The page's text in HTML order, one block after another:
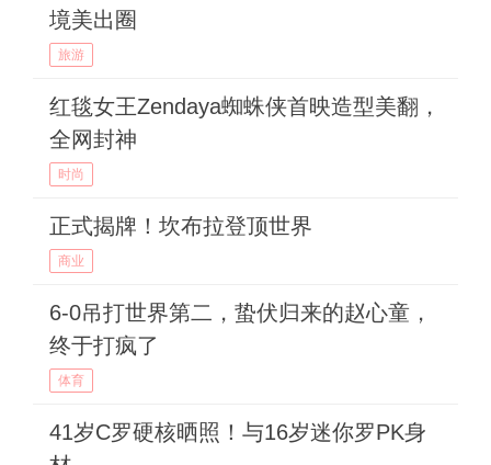
境美出圈
旅游
红毯女王Zendaya蜘蛛侠首映造型美翻，
全网封神
时尚
正式揭牌！坎布拉登顶世界
商业
6-0吊打世界第二，蛰伏归来的赵心童，
终于打疯了
体育
41岁C罗硬核晒照！与16岁迷你罗PK身